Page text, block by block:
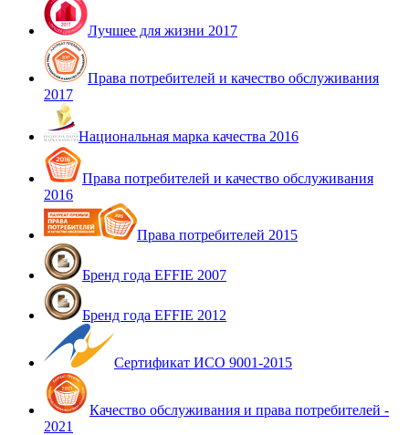
Лучшее для жизни 2017
Права потребителей и качество обслуживания
2017
Национальная марка качества 2016
Права потребителей и качество обслуживания
2016
Права потребителей 2015
Бренд года EFFIE 2007
Бренд года EFFIE 2012
Сертификат ИСО 9001-2015
Качество обслуживания и права потребителей -
2021